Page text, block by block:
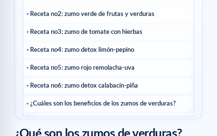
Receta no2: zumo verde de frutas y verduras
Receta no3: zumo de tomate con hierbas
Receta no4: zumo detox limón-pepino
Receta no5: zumo rojo remolacha-uva
Receta no6: zumo detox calabacín-piña
¿Cuáles son los beneficios de los zumos de verduras?
1- ¿Por qué incorporar los zumos de verduras?